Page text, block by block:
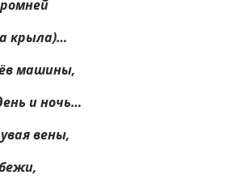
крыла)…
машины,
и ночь…
вены,